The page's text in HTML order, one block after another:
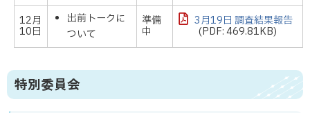
12月
10日
出前トークに
ついて
準備
中
3月19日 調査結果報告
(PDF: 469.81KB)
特別委員会